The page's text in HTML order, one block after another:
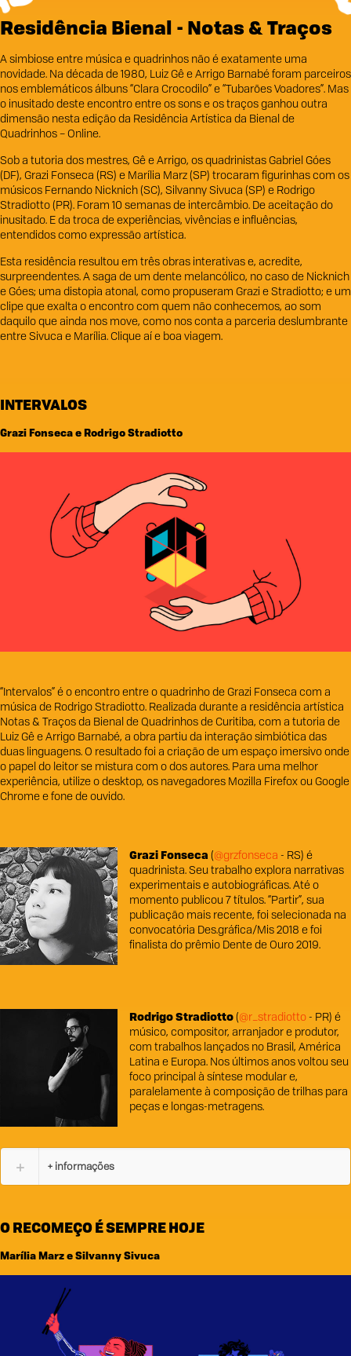
Residência Bienal - Notas & Traços
A simbiose entre música e quadrinhos não é exatamente uma
novidade. Na década de 1980, Luiz Gê e Arrigo Barnabé foram parceiros
nos emblemáticos álbuns “Clara Crocodilo” e “Tubarões Voadores”. Mas
o inusitado deste encontro entre os sons e os traços ganhou outra
dimensão nesta edição da Residência Artística da Bienal de
Quadrinhos – Online.
Sob a tutoria dos mestres, Gê e Arrigo, os quadrinistas Gabriel Góes
(DF), Grazi Fonseca (RS) e Marília Marz (SP) trocaram figurinhas com os
músicos Fernando Nicknich (SC), Silvanny Sivuca (SP) e Rodrigo
Stradiotto (PR). Foram 10 semanas de intercâmbio. De aceitação do
inusitado. E da troca de experiências, vivências e influências,
entendidos como expressão artística.
Esta residência resultou em três obras interativas e, acredite,
surpreendentes. A saga de um dente melancólico, no caso de Nicknich
e Góes; uma distopia atonal, como propuseram Grazi e Stradiotto; e um
clipe que exalta o encontro com quem não conhecemos, ao som
daquilo que ainda nos move, como nos conta a parceria deslumbrante
entre Sivuca e Marília. Clique aí e boa viagem.
INTERVALOS
Grazi Fonseca e Rodrigo Stradiotto
“Intervalos” é o encontro entre o quadrinho de Grazi Fonseca com a
música de Rodrigo Stradiotto. Realizada durante a residência artística
Notas & Traços da Bienal de Quadrinhos de Curitiba, com a tutoria de
Luiz Gê e Arrigo Barnabé, a obra partiu da interação simbiótica das
duas linguagens. O resultado foi a criação de um espaço imersivo onde
o papel do leitor se mistura com o dos autores. Para uma melhor
experiência, utilize o desktop, os navegadores Mozilla Firefox ou Google
Chrome e fone de ouvido.
Grazi Fonseca (@grzfonseca - RS) é
quadrinista. Seu trabalho explora narrativas
experimentais e autobiográficas. Até o
momento publicou 7 títulos. “Partir”, sua
publicação mais recente, foi selecionada na
convocatória Des.gráfica/Mis 2018 e foi
finalista do prêmio Dente de Ouro 2019.
Rodrigo Stradiotto(@r_stradiotto- PR) é
músico, compositor, arranjador e produtor,
com trabalhos lançados no Brasil, América
Latina e Europa. Nos últimos anos voltou seu
foco principal à síntese modular e,
paralelamente à composição de trilhas para
peças e longas-metragens.
+ informações
O RECOMEÇO É SEMPRE HOJE
Marília Marz e Silvanny Sivuca